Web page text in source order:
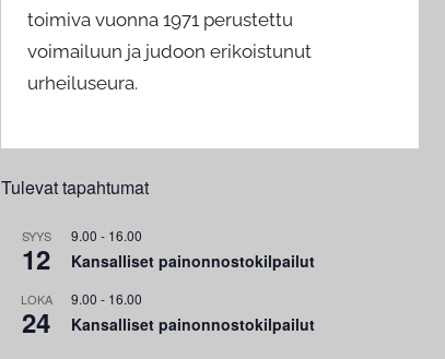
toimiva vuonna 1971 perustettu
voimailuun ja judoon erikoistunut
urheiluseura.
Tulevat tapahtumat
SYYS
12
9.00 - 16.00
Kansalliset painonnostokilpailut
LOKA
24
9.00 - 16.00
Kansalliset painonnostokilpailut